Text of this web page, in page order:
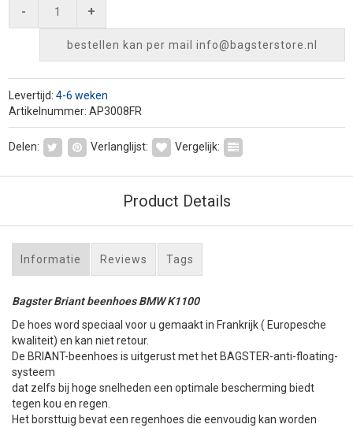
- +
bestellen kan per mail info@bagsterstore.nl
Levertijd: 4-6 weken
Artikelnummer: AP3008FR
Delen: Verlanglijst: Vergelijk:
Product Details
Informatie Reviews Tags
Bagster Briant beenhoes BMW K1100
De hoes word speciaal voor u gemaakt in Frankrijk ( Europesche
kwaliteit) en kan niet retour.
De BRIANT-beenhoes is uitgerust met het BAGSTER-anti-floating-
systeem
dat zelfs bij hoge snelheden een optimale bescherming biedt
tegen kou en regen.
Het borsttuig bevat een regenhoes die eenvoudig kan worden